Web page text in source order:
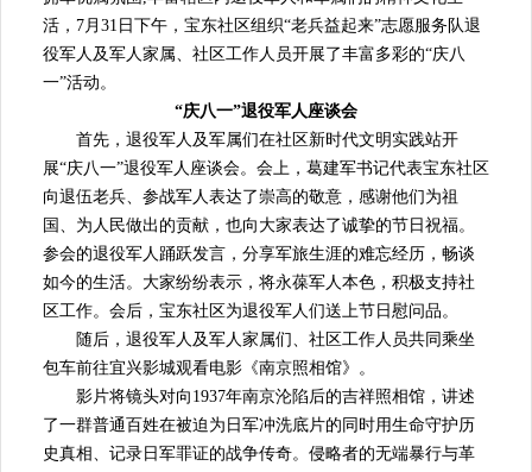
活，7月31日下午，宝东社区组织“老兵益起来”志愿服务队退
役军人及军人家属、社区工作人员开展了丰富多彩的“庆八
一”活动。
“庆八一”退役军人座谈会
首先，退役军人及军属们在社区新时代文明实践站开
展“庆八一”退役军人座谈会。会上，葛建军书记代表宝东社区
向退伍老兵、参战军人表达了崇高的敬意，感谢他们为祖
国、为人民做出的贡献，也向大家表达了诚挚的节日祝福。
参会的退役军人踊跃发言，分享军旅生涯的难忘经历，畅谈
如今的生活。大家纷纷表示，将永葆军人本色，积极支持社
区工作。会后，宝东社区为退役军人们送上节日慰问品。
随后，退役军人及军人家属们、社区工作人员共同乘坐
包车前往宜兴影城观看电影《南京照相馆》。
影片将镜头对向1937年南京沦陷后的吉祥照相馆，讲述
了一群普通百姓在被迫为日军冲洗底片的同时用生命守护历
史真相、记录日军罪证的战争传奇。侵略者的无端暴行与革